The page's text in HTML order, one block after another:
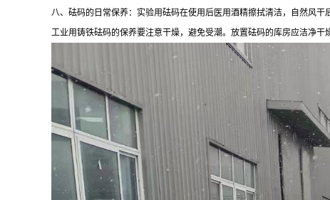
八、砝码的日常保养： 实验用砝码在使用后医用酒精擦拭清洁，自然风干
工业用铸铁砝码的保养要注意干燥，避免受潮。放置砝码的库房应洁净干